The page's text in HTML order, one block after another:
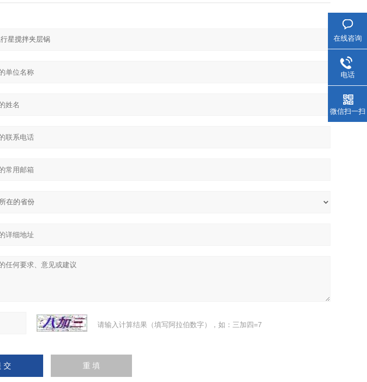
请输入计算结果（填写阿拉伯数字），如：三加四=7
在线咨询
电话
微信扫一扫